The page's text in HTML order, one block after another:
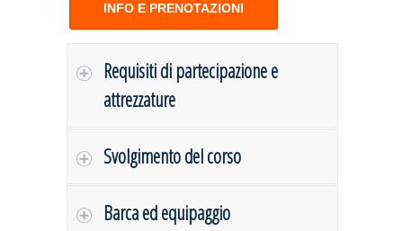
INFO E PRENOTAZIONI
Requisiti di partecipazione e
attrezzature
Svolgimento del corso
Barca ed equipaggio